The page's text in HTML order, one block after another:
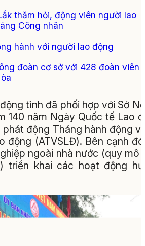
thăm hỏi, động viên người lao
Công nhân
hành với người lao động
đoàn cơ sở với 428 đoàn viên
tỉnh đã phối hợp với Sở
140 năm Ngày Quốc tế Lao
phát động Tháng hành động
động (ATVSLĐ). Bên cạnh
ngoài nhà nước (quy mô
triển khai các hoạt động